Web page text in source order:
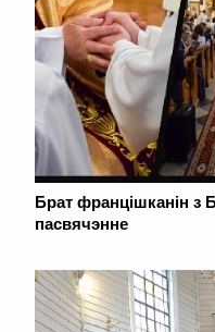
Брат францішканін з
пасвячэнне